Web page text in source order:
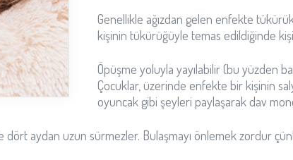
Genellikle ağızdan gelen enfekte
kişinin tükürüğüyle temas edildiğinde
Öpüşme yoluyla yayılabilir (bu yüzden
Çocuklar, üzerinde enfekte bir kişinin
oyuncak gibi şeyleri paylaşarak dav
dört aydan uzun sürmezler. Bulaşmayı önlemek zordur